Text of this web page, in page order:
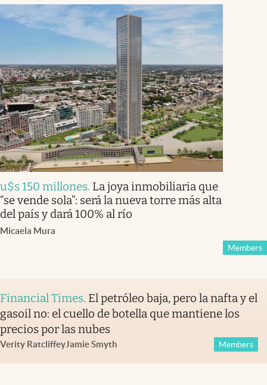
u$s 150 millones. La joya inmobiliaria que
“se vende sola”: será la nueva torre más alta
del país y dará 100% al río
Micaela Mura
Members
Financial Times. El petróleo baja, pero la nafta y el
gasoil no: el cuello de botella que mantiene los
precios por las nubes
Verity RatcliffeyJamie Smyth Members